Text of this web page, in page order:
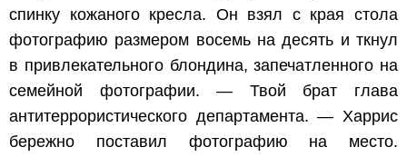
спинку кожаного кресла. Он взял с края стола
фотографию размером восемь на десять и ткнул
в привлекательного блондина, запечатленного на
семейной фотографии. — Твой брат глава
антитеррористического департамента. — Харрис
бережно поставил фотографию на место.